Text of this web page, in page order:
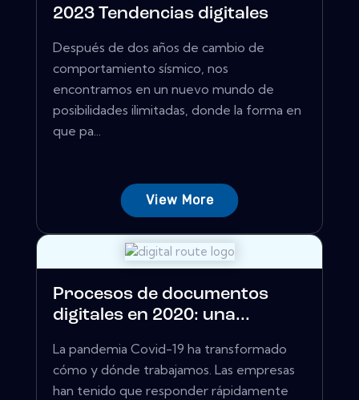
2023 Tendencias digitales
Después de dos años de cambio de
comportamiento sísmico, nos
encontramos en un nuevo mundo de
posibilidades ilimitadas, donde la forma en
que pa...
View More
Procesos de documentos
digitales en 2020: una...
La pandemia Covid-19 ha transformado
cómo y dónde trabajamos. Las empresas
han tenido que responder rápidamente